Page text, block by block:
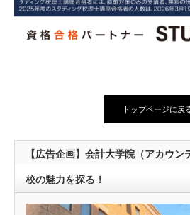
トップページに戻
【広告企画】会計大学院（アカウ
校の魅力を探る！